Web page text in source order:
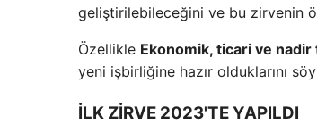
geliştirilebileceğini ve bu zirvenin
Özellikle Ekonomik, ticari ve nadir
yeni işbirliğine hazır olduklarını
İLK ZİRVE 2023'TE YAPILDI